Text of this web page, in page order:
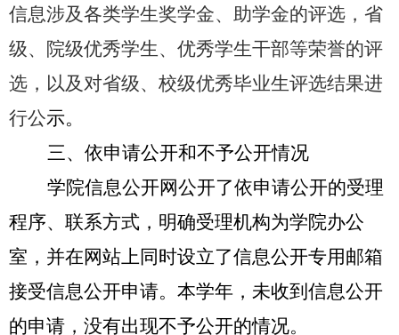
信息涉及各类学生奖学金、助学金的评选，省
级、 院级优秀学生、优秀学生干部等荣誉的评
选， 以及 对省级、校级优秀毕业生评选结果进
行公示。
三、依申请公开和不予公开情况
学院信息公开网公开了依申请公开的受理
程序、联系方式，明确受理机构为学院办公
室，并在网站上同时设立了信息公开专用邮箱
接受信息公开申请。本学年，未收到信息公开
的申请，没有出现不予公开的情况。